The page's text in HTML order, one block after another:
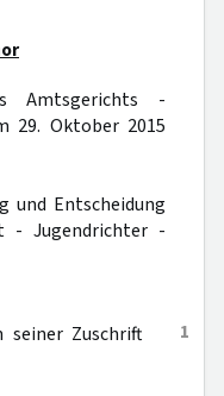
Amtsgerichts -
29. Oktober 2015
und Entscheidung
- Jugendrichter -
1
seiner Zuschrift